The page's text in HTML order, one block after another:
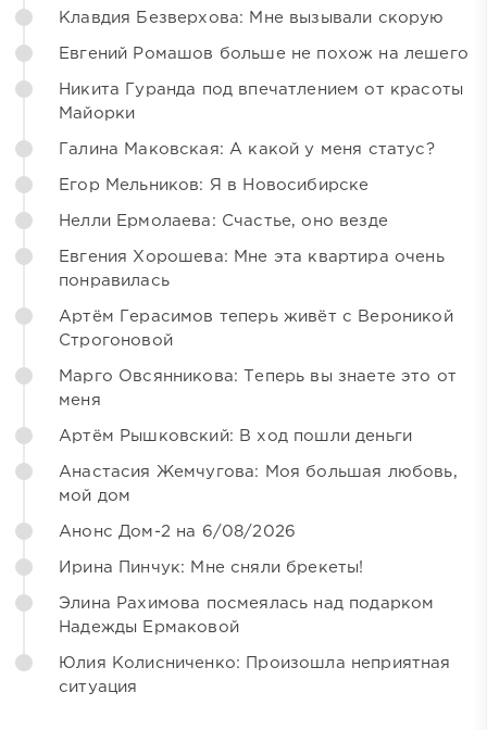
Клавдия Безверхова: Мне вызывали скорую
Евгений Ромашов больше не похож на лешего
Никита Гуранда под впечатлением от красоты
Майорки
Галина Маковская: А какой у меня статус?
Егор Мельников: Я в Новосибирске
Нелли Ермолаева: Счастье, оно везде
Евгения Хорошева: Мне эта квартира очень
понравилась
Артём Герасимов теперь живёт с Вероникой
Строгоновой
Марго Овсянникова: Теперь вы знаете это от
меня
Артём Рышковский: В ход пошли деньги
Анастасия Жемчугова: Моя большая любовь,
мой дом
Анонс Дом-2 на 6/08/2026
Ирина Пинчук: Мне сняли брекеты!
Элина Рахимова посмеялась над подарком
Надежды Ермаковой
Юлия Колисниченко: Произошла неприятная
ситуация